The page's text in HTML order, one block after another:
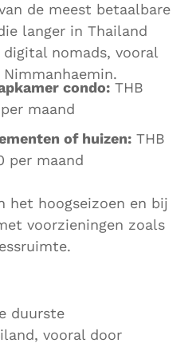
de meest betaalbare
langer in Thailand
nomads, vooral
condo: THB
maand
of huizen: THB
per maand
het hoogseizoen en bij
voorzieningen zoals
duurste
vooral door